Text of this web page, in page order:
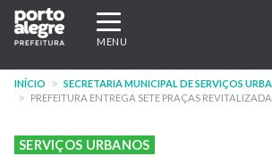
Pular
para
conteúdo
principal
Expandir/recolher
navegação
MENU
INÍCIO
SECRETARIA MUNICIPAL DE SERVIÇOS
PREFEITURA ENTREGA SETE PRAÇAS
SERVIÇOS URBANOS